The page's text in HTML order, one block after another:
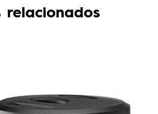
relacionados